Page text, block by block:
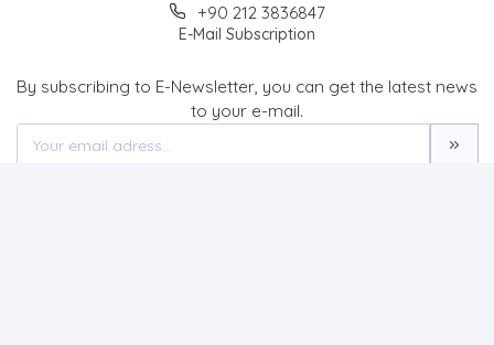
+90 212 3836847
E-Mail Subscription
By subscribing to E-Newsletter, you can get the latest news
to your e-mail.